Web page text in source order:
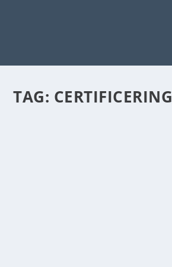
TAG: CERTIFICERING